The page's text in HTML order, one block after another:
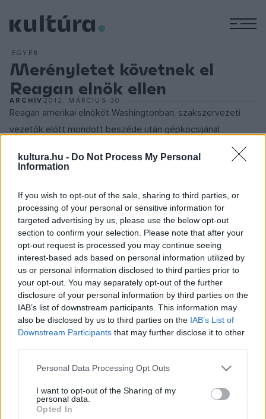
kultura.hu - Do Not Process My Personal
Information
If you wish to opt-out of the sale, sharing to third parties, or
processing of your personal or sensitive information for
targeted advertising by us, please use the below opt-out
section to confirm your selection. Please note that after your
opt-out request is processed you may continue seeing
interest-based ads based on personal information utilized by
us or personal information disclosed to third parties prior to
your opt-out. You may separately opt-out of the further
disclosure of your personal information by third parties on the
IAB’s list of downstream participants. This information may
also be disclosed by us to third parties on the IAB’s List of
Downstream Participants that may further disclose it to other
Please note that this website/app uses one or more Google
not limited to your visit or usage behaviour. You may click to
grant or deny consent to Google and its third-party tags to
use your data for below specified purposes in below Google
Personal Data Processing Opt Outs
I want to opt-out of the Sharing of my
personal data.
Opted In
EGYÉB
Merényletet követnek el
Reagan elnök ellen
ARCHÍV2012. MÁRCIUS 30.
Reagan amerikai elnököt Washingtonban, szakszervezeti
vezetők előtt mondott beszéde után gépkocsijánál
biztonsági embere is megsebesül. Április 11-én Reagan
mint az Egyesült Államok 40. elnökét. A belpolitikában
Reagan a gazdaság élénkítésére törekszik, s a kiadások
lefaragásával csökkenteni kívánja a költségvetési deficitet.
A fegyverkezési kiadások változatlan meghagyásával
elsősorban a szociális intézkedések terén óhajt
takarékoskodni. A külpolitikában Reagan a Szovjetunió elleni
kemény fellépés híve, s ez fokozza a feszültséget az
európai szövetségesekkel. Caspar Weinberger amerikai
nemzetvédelmi miniszternek az az elképzelése, hogy
szkepszist Reagannel szemben.